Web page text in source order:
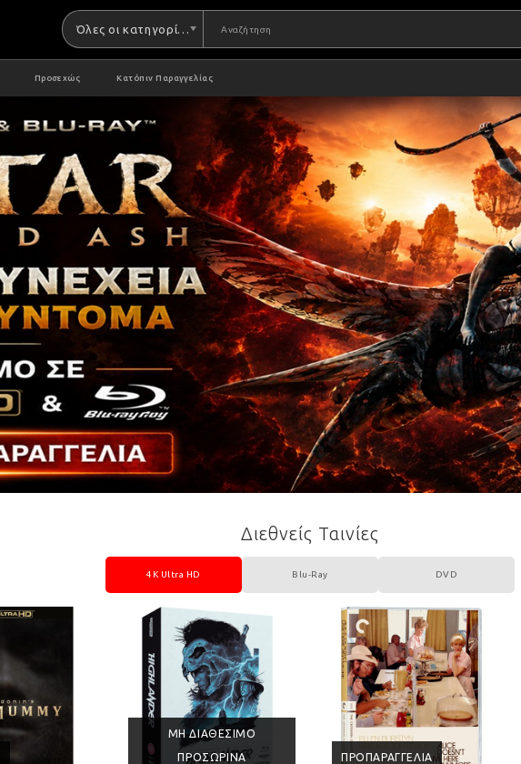
Όλες οι κατηγορίες
Προσεχώς Κατόπιν Παραγγελίας
Διεθνείς Ταινίες
4K Ultra HD Blu-Ray DVD
ΜΗ ΔΙΑΘΈΣΙΜΟ
ΠΡΟΣΩΡΙΝΆ
ΠΡΟΠΑΡΑΓΓΕΛΊΑ